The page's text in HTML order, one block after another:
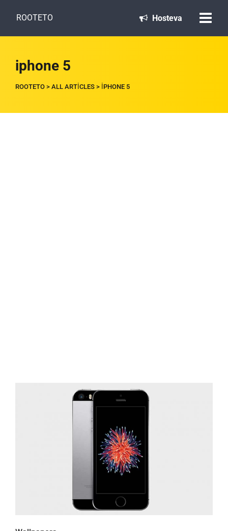
ROOTETO Hosteva
iphone 5
ROOTETO > ALL ARTICLES > IPHONE 5